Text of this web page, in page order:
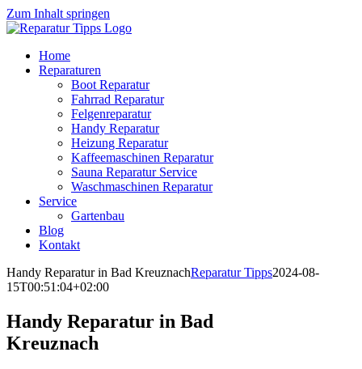
Zum Inhalt springen
Home
Reparaturen
Boot Reparatur
Fahrrad Reparatur
Felgenreparatur
Handy Reparatur
Heizung Reparatur
Kaffeemaschinen Reparatur
Sauna Reparatur Service
Waschmaschinen Reparatur
Service
Gartenbau
Blog
Kontakt
Handy Reparatur in Bad KreuznachReparatur Tipps2024-08-
15T00:51:04+02:00
Handy Reparatur in Bad
Kreuznach